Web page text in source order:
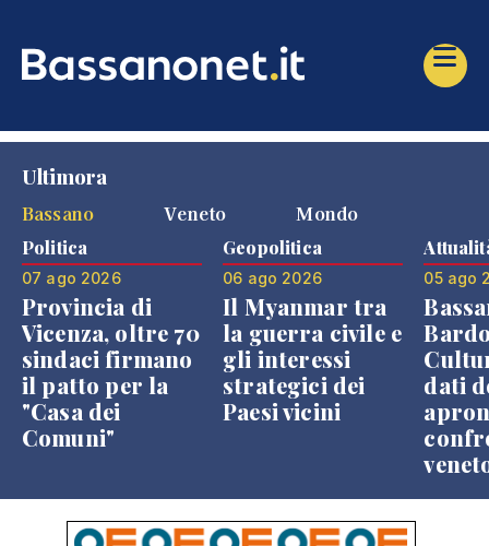
Ultimora
Bassano
Veneto Mondo
Politica
07 ago 2026
Provincia di
Vicenza, oltre 70
sindaci firmano
il patto per la
"Casa dei
Comuni"
Geopolitica
06 ago 2026
Il Myanmar tra
la guerra civile e
gli interessi
strategici dei
Paesi vicini
05 ago
dati